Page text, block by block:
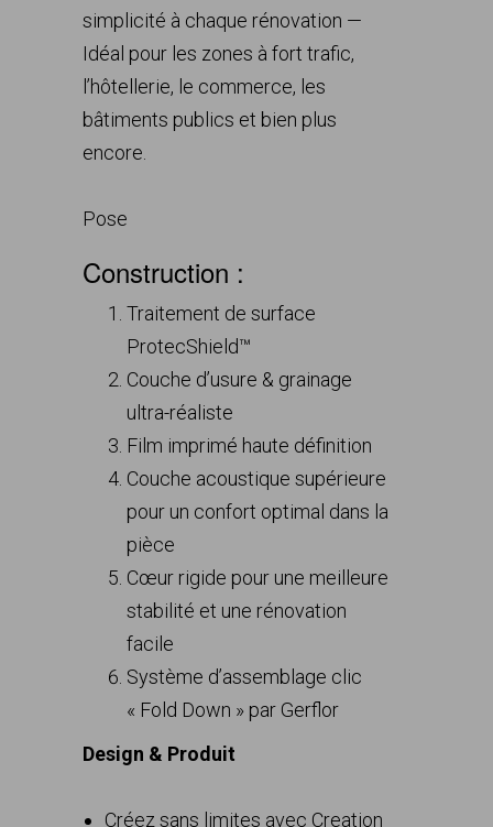
simplicité à chaque rénovation —
Idéal pour les zones à fort trafic,
l’hôtellerie, le commerce, les
bâtiments publics et bien plus
encore.
Pose
Construction :
Traitement de surface
ProtecShield™
Couche d’usure & grainage
ultra-réaliste
Film imprimé haute définition
Couche acoustique supérieure
pour un confort optimal dans la
pièce
Cœur rigide pour une meilleure
stabilité et une rénovation
facile
Système d’assemblage clic
« Fold Down » par Gerflor
Design & Produit
Créez sans limites avec Creation